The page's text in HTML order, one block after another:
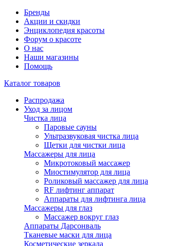
Бренды
Акции и скидки
Энциклопедия красоты
Форум о красоте
О нас
Наши магазины
Помощь
Каталог товаров
Распродажа
Уход за лицом
Чистка лица
Паровые сауны
Ультразвуковая чистка лица
Щетки для чистки лица
Массажеры для лица
Микротоковый массажер
Миостимулятор для лица
Роликовый массажер для лица
RF лифтинг аппарат
Аппараты для лифтинга лица
Массажеры для глаз
Массажер вокруг глаз
Аппараты Дарсонваль
Тканевые маски для лица
Косметические зеркала